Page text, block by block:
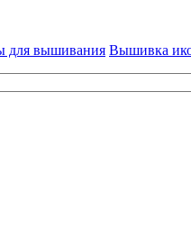
для вышивания Вышивка